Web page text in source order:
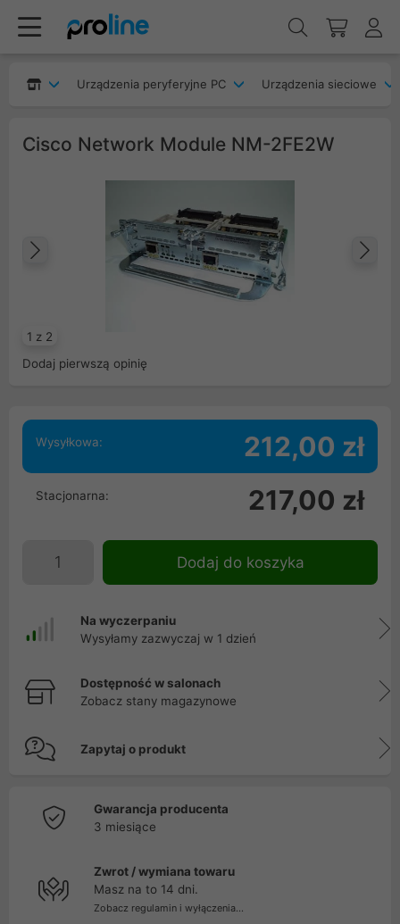
Urządzenia peryferyjne PC Urządzenia sieciowe
Cisco Network Module NM-2FE2W
1 z 2
Poprzedni
Dodaj pierwszą opinię
Wysyłkowa: 212,00 zł
Stacjonarna: 217,00 zł
Dodaj do koszyka
Na wyczerpaniu
Wysyłamy zazwyczaj w 1 dzień
Dostępność w salonach
Zobacz stany magazynowe
Zapytaj o produkt
Gwarancja producenta
3 miesiące
Zwrot / wymiana towaru
Masz na to 14 dni.
Zobacz regulamin i wyłączenia...